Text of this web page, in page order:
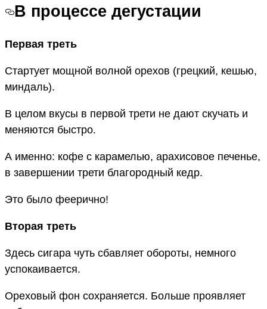
В процессе дегустации
Первая треть
Стартует мощной волной орехов (грецкий, кешью,
миндаль).
В целом вкусы в первой трети не дают скучать и
меняются быстро.
А именно: кофе с карамелью, арахисовое печенье,
в завершении трети благородный кедр.
Это было феерично!
Вторая треть
Здесь сигара чуть сбавляет обороты, немного
успокаивается.
Ореховый фон сохраняется. Больше проявляет